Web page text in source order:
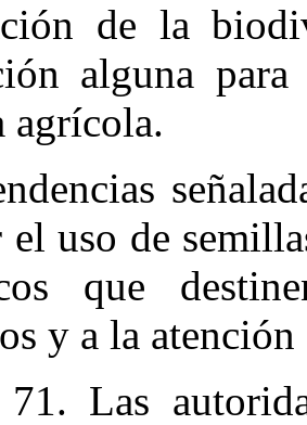
de la
alguna
agrícola.
el uso de
que
y a la
Las